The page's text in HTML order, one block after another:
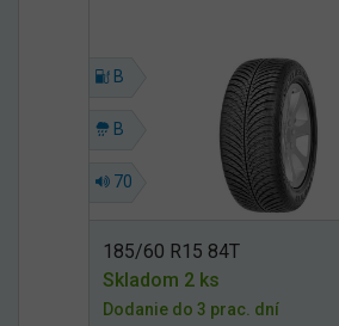
B
B
70
185/60 R15 84T
Skladom 2 ks
Dodanie do 3 prac. dní